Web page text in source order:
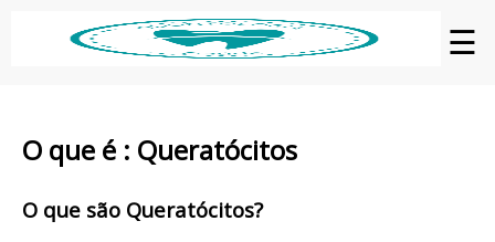
☰
O que é : Queratócitos
O que são Queratócitos?